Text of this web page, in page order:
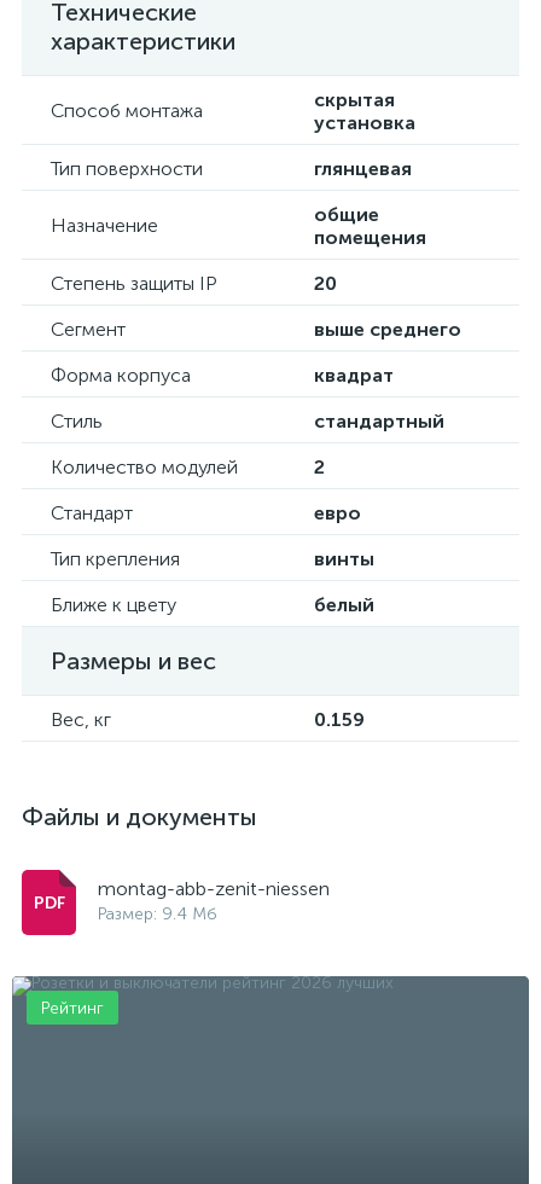
Технические
характеристики
Способ монтажа
скрытая
установка
Тип поверхности
глянцевая
Назначение
общие
помещения
Степень защиты IP
20
Сегмент
выше среднего
Форма корпуса
квадрат
Стиль
стандартный
Количество модулей
2
Стандарт
евро
Тип крепления
винты
Ближе к цвету
белый
Размеры и вес
Вес, кг 0.159
Файлы и документы
montag-abb-zenit-niessen
Размер: 9.4 Мб
Рейтинг